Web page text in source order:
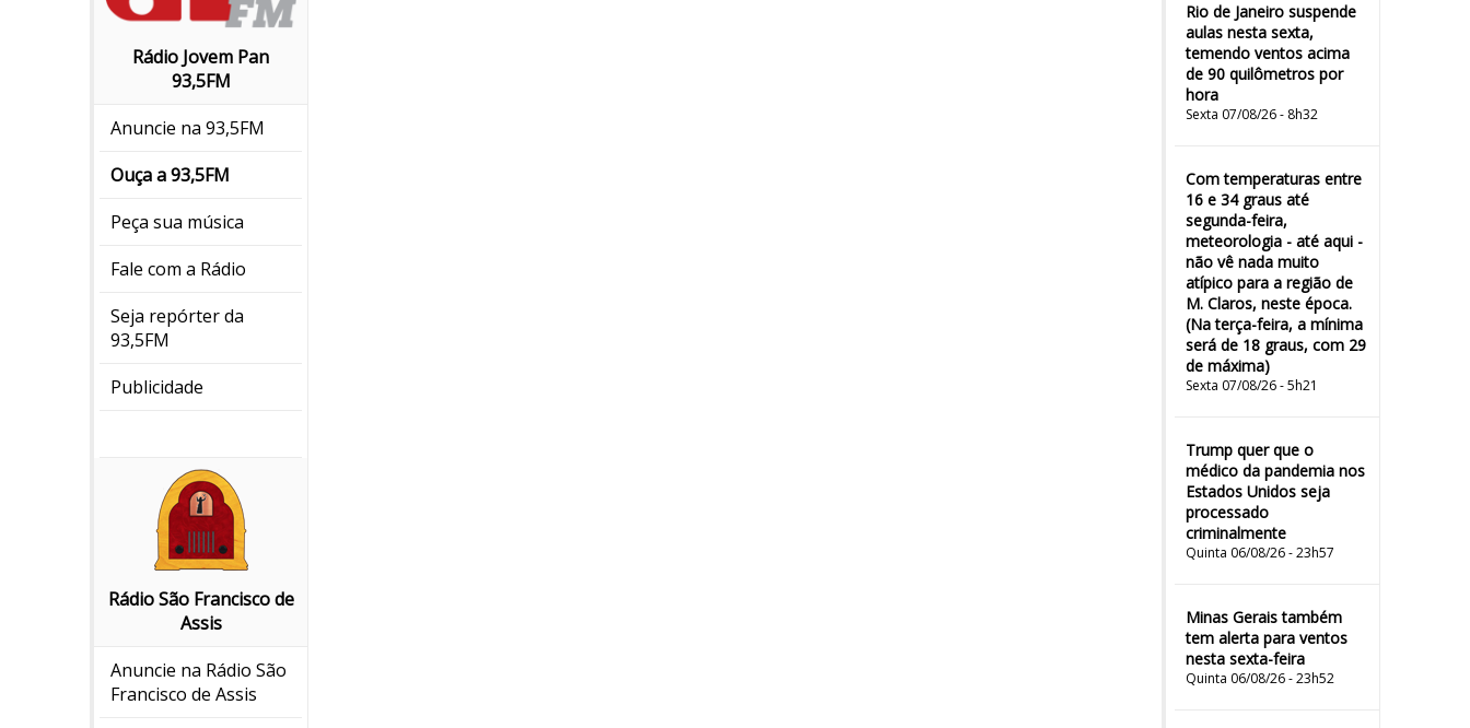
Rádio Jovem Pan
93,5FM
Anuncie na 93,5FM
Ouça a 93,5FM
Peça sua música
Fale com a Rádio
Seja repórter da
93,5FM
Publicidade
Rádio São Francisco de
Assis
Anuncie na Rádio São
Francisco de Assis
Rio de Janeiro suspende
aulas nesta sexta,
temendo ventos acima
de 90 quilômetros por
hora
Sexta 07/08/26 - 8h32
Com temperaturas entre
16 e 34 graus até
segunda-feira,
meteorologia - até aqui -
não vê nada muito
atípico para a região de
M. Claros, neste época.
(Na terça-feira, a mínima
será de 18 graus, com 29
de máxima)
Sexta 07/08/26 - 5h21
Trump quer que o
médico da pandemia nos
Estados Unidos seja
processado
criminalmente
Quinta 06/08/26 - 23h57
Minas Gerais também
tem alerta para ventos
nesta sexta-feira
Quinta 06/08/26 - 23h52